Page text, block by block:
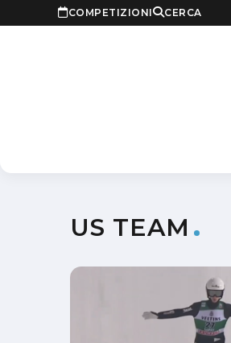
COMPETIZIONI CERCA
US TEAM